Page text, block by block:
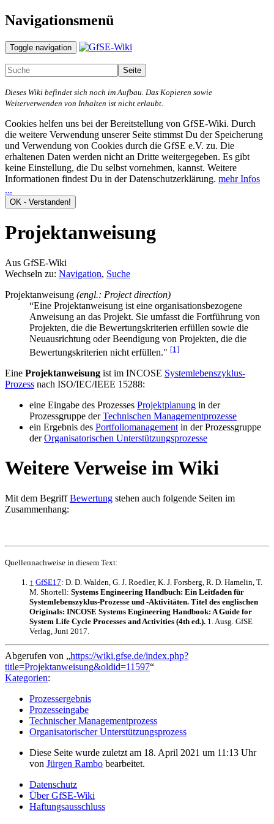
Navigationsmenü
Toggle navigation
Dieses Wiki befindet sich noch im Aufbau. Das Kopieren sowie
Weiterverwenden von Inhalten ist nicht erlaubt.
Cookies helfen uns bei der Bereitstellung von GfSE-Wiki. Durch
die weitere Verwendung unserer Seite stimmst Du der Speicherung
und Verwendung von Cookies durch die GfSE e.V. zu. Die
erhaltenen Daten werden nicht an Dritte weitergegeben. Es gibt
keine Einstellung, die Du selbst vornehmen, kannst. Weitere
Informationen findest Du in der Datenschutzerklärung. mehr Infos
...
Projektanweisung
Aus GfSE-Wiki
Wechseln zu: Navigation, Suche
Projektanweisung (engl.: Project direction)
“Eine Projektanweisung ist eine organisationsbezogene
Anweisung an das Projekt. Sie umfasst die Fortführung von
Projekten, die die Bewertungskriterien erfüllen sowie die
Neuausrichtung oder Beendigung von Projekten, die die
Bewertungskriterien nicht erfüllen." [1]
Eine Projektanweisung ist im INCOSE Systemlebenszyklus-
Prozess nach ISO/IEC/IEEE 15288:
eine Eingabe des Prozesses Projektplanung in der
Prozessgruppe derTechnischen Managementprozesse
ein Ergebnis des Portfoliomanagement in der Prozessgruppe
derOrganisatorischen Unterstützungsprozesse
Weitere Verweise im Wiki
Mit dem BegriffBewertung stehen auch folgende Seiten im
Zusammenhang:
Quellennachweise in diesem Text:
↑ GfSE17: D. D. Walden, G. J. Roedler, K. J. Forsberg, R. D. Hamelin, T.
M. Shortell: Systems Engineering Handbuch: Ein Leitfaden für
Systemlebenszyklus-Prozesse und -Aktivitäten. Titel des englischen
Originals: INCOSE Systems Engineering Handbook: A Guide for
System Life Cycle Processes and Activities (4th ed.). 1. Ausg. GfSE
Verlag, Juni 2017.
Abgerufen von „https://wiki.gfse.de/index.php?
title=Projektanweisung&oldid=11597“
Kategorien:
Prozessergebnis
Prozesseingabe
Technischer Managementprozess
Organisatorischer Unterstützungsprozess
Diese Seite wurde zuletzt am 18. April 2021 um 11:13 Uhr
von Jürgen Rambo bearbeitet.
Datenschutz
Über GfSE-Wiki
Haftungsausschluss